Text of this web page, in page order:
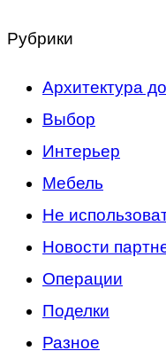
Рубрики
Архитектура
Выбор
Интерьер
Мебель
Не
Новости
Операции
Поделки
Разное